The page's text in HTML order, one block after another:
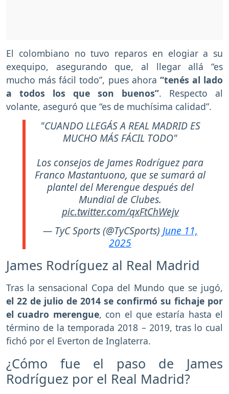
El colombiano no tuvo reparos en elogiar a su
exequipo, asegurando que, al llegar allá “es
mucho más fácil todo”, pues ahora “tenés al lado
a todos los que son buenos”. Respecto al
volante, aseguró que “es de muchísima calidad”.
"CUANDO LLEGÁS A REAL MADRID ES
MUCHO MÁS FÁCIL TODO"
Los consejos de James Rodríguez para
Franco Mastantuono, que se sumará al
plantel del Merengue después del
Mundial de Clubes.
pic.twitter.com/qxFtChWejv
— TyC Sports (@TyCSports) June 11,
2025
James Rodríguez al Real Madrid
Tras la sensacional Copa del Mundo que se jugó,
el 22 de julio de 2014 se confirmó su fichaje por
el cuadro merengue, con el que estaría hasta el
término de la temporada 2018 – 2019, tras lo cual
fichó por el Everton de Inglaterra.
¿Cómo fue el paso de James
Rodríguez por el Real Madrid?